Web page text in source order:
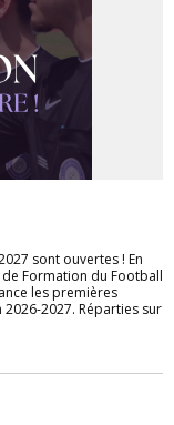
sont ouvertes ! En
Formation du Football
les premières
2027. Réparties sur